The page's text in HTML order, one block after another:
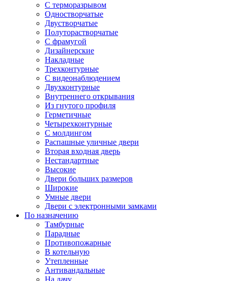
С терморазрывом
Одностворчатые
Двустворчатые
Полуторастворчатые
С фрамугой
Дизайнерские
Накладные
Трехконтурные
С видеонаблюдением
Двухконтурные
Внутреннего открывания
Из гнутого профиля
Герметичные
Четырехконтурные
С молдингом
Распашные уличные двери
Вторая входная дверь
Нестандартные
Высокие
Двери больших размеров
Широкие
Умные двери
Двери с электронными замками
По назначению
Тамбурные
Парадные
Противопожарные
В котельную
Утепленные
Антивандальные